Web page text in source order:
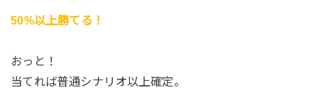
50%以上勝てる！
おっと！
当てれば普通シナリオ以上確定。